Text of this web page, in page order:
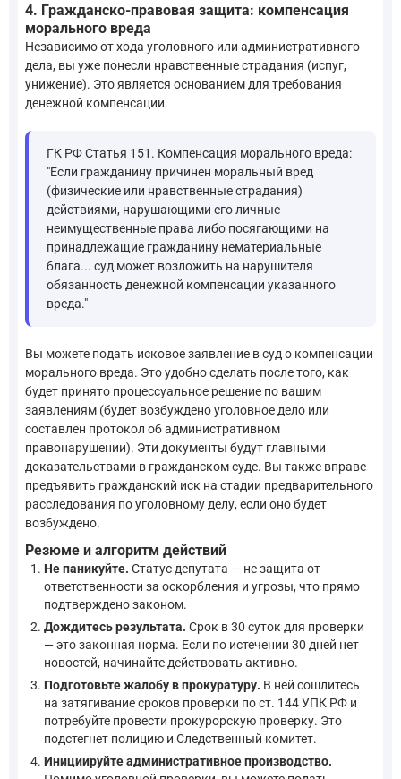
4. Гражданско-правовая защита: компенсация
морального вреда
Независимо от хода уголовного или административного
дела, вы уже понесли нравственные страдания (испуг,
унижение). Это является основанием для требования
денежной компенсации.
ГК РФ Статья 151. Компенсация морального вреда:
"Если гражданину причинен моральный вред
(физические или нравственные страдания)
действиями, нарушающими его личные
неимущественные права либо посягающими на
принадлежащие гражданину нематериальные
блага... суд может возложить на нарушителя
обязанность денежной компенсации указанного
вреда."
Вы можете подать исковое заявление в суд о компенсации
морального вреда. Это удобно сделать после того, как
будет принято процессуальное решение по вашим
заявлениям (будет возбуждено уголовное дело или
составлен протокол об административном
правонарушении). Эти документы будут главными
доказательствами в гражданском суде. Вы также вправе
предъявить гражданский иск на стадии предварительного
расследования по уголовному делу, если оно будет
возбуждено.
Резюме и алгоритм действий
Не паникуйте. Статус депутата — не защита от
ответственности за оскорбления и угрозы, что прямо
подтверждено законом.
Дождитесь результата. Срок в 30 суток для проверки
— это законная норма. Если по истечении 30 дней нет
новостей, начинайте действовать активно.
Подготовьте жалобу в прокуратуру. В ней сошлитесь
на затягивание сроков проверки по ст. 144 УПК РФ и
потребуйте провести прокурорскую проверку. Это
подстегнет полицию и Следственный комитет.
Инициируйте административное производство.